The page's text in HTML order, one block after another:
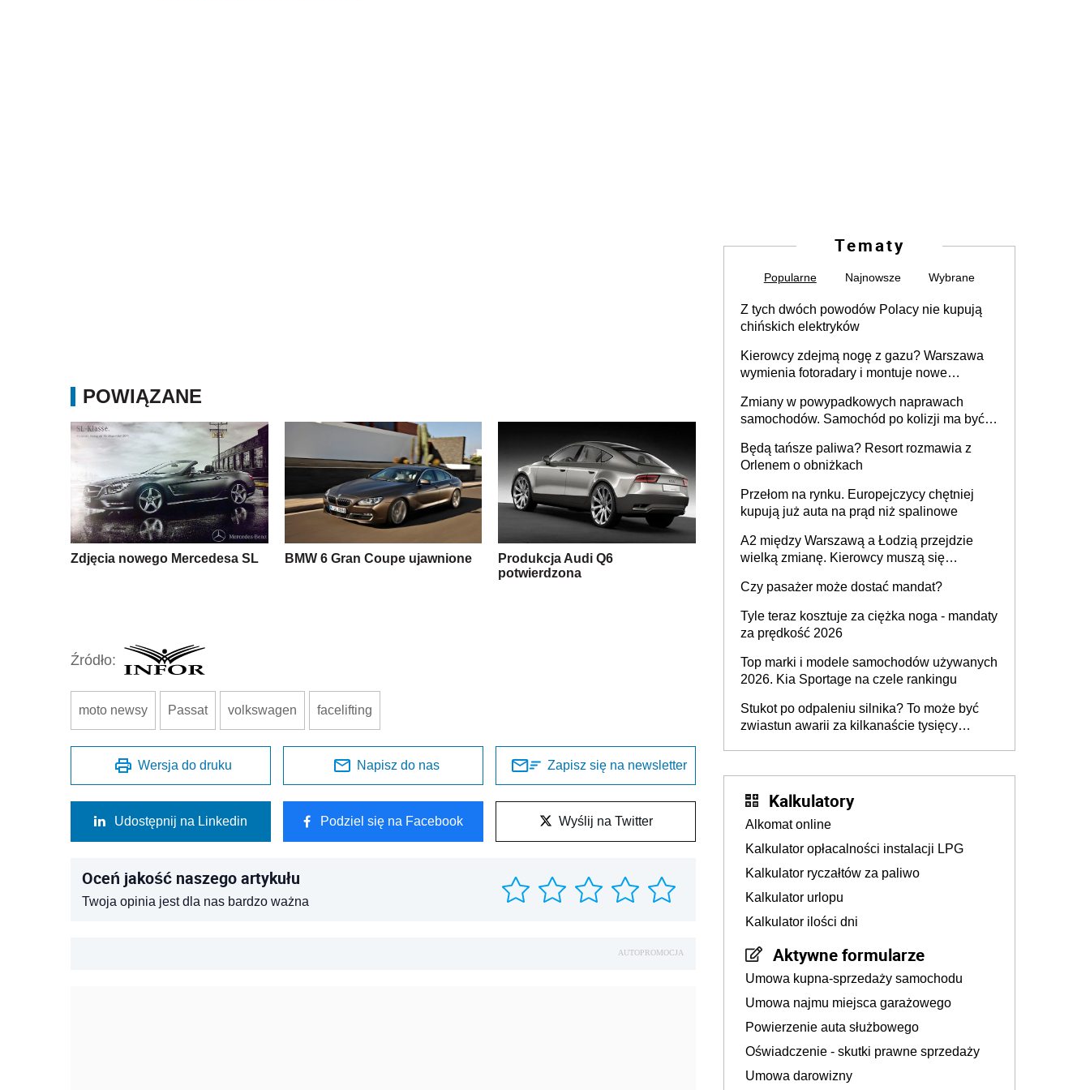
POWIĄZANE
Zdjęcia nowego Mercedesa SL BMW 6 Gran Coupe ujawnione
Produkcja Audi Q6
potwierdzona
Źródło:
moto newsy Passat volkswagen facelifting
Wersja do druku Napisz do nas Zapisz się na newsletter
Udostępnij na Linkedin Podziel się na Facebook Wyślij na Twitter
Oceń jakość naszego artykułu
Twoja opinia jest dla nas bardzo ważna
AUTOPROMOCJA
Tematy
Popularne Najnowsze Wybrane
Z tych dwóch powodów Polacy nie kupują
chińskich elektryków
Kierowcy zdejmą nogę z gazu? Warszawa
wymienia fotoradary i montuje nowe
Zmiany w powypadkowych naprawach
samochodów. Samochód po kolizji ma być
technologią producenta
Będą tańsze paliwa? Resort rozmawia z
Orlenem o obniżkach
Przełom na rynku. Europejczycy chętniej
kupują już auta na prąd niż spalinowe
A2 między Warszawą a Łodzią przejdzie
wielką zmianę. Kierowcy muszą się
Czy pasażer może dostać mandat?
Tyle teraz kosztuje za ciężka noga - mandaty
za prędkość 2026
Top marki i modele samochodów używanych
2026. Kia Sportage na czele rankingu
Stukot po odpaleniu silnika? To może być
zwiastun awarii za kilkanaście tysięcy
Kalkulatory
Alkomat online
Kalkulator opłacalności instalacji LPG
Kalkulator ryczałtów za paliwo
Kalkulator urlopu
Kalkulator ilości dni
Aktywne formularze
Umowa kupna-sprzedaży samochodu
Umowa najmu miejsca garażowego
Powierzenie auta służbowego
Oświadczenie - skutki prawne sprzedaży
Umowa darowizny